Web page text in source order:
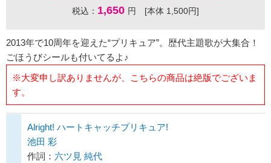
税込： 1,650 円 [本体 1,500円]
2013年で10周年を迎えた“プリキュア”。歴代主題歌が大集合！
ごほうびシールも付いてるよ♪
※大変申し訳ありませんが、こちらの商品は絶版でございま
す。
Alright! ハートキャッチプリキュア!
池田 彩
作詞： 六ツ見 純代